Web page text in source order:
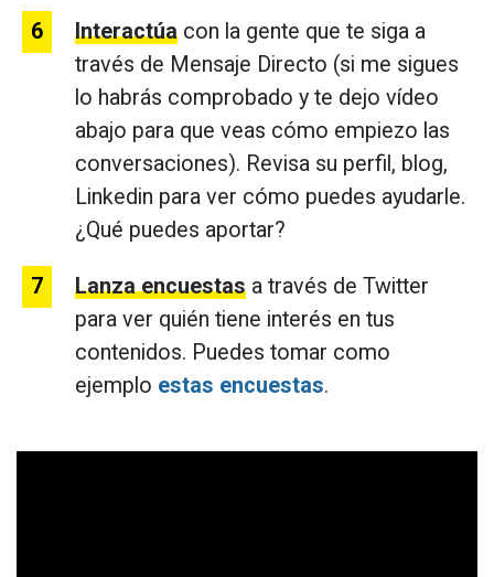
Interactúa con la gente que te siga a
través de Mensaje Directo (si me sigues
lo habrás comprobado y te dejo vídeo
abajo para que veas cómo empiezo las
conversaciones). Revisa su perfil, blog,
Linkedin para ver cómo puedes ayudarle.
¿Qué puedes aportar?
Lanza encuestas a través de Twitter
para ver quién tiene interés en tus
contenidos. Puedes tomar como
ejemplo estas encuestas.